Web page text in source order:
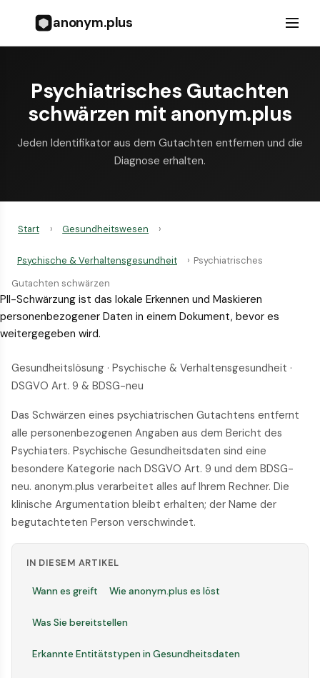
anonym.plus
Psychiatrisches Gutachten
schwärzen mit anonym.plus
Jeden Identifikator aus dem Gutachten entfernen und die
Diagnose erhalten.
Start › Gesundheitswesen ›
Psychische & Verhaltensgesundheit › Psychiatrisches
Gutachten schwärzen
PII-Schwärzung ist das lokale Erkennen und Maskieren
personenbezogener Daten in einem Dokument, bevor es
weitergegeben wird.
Gesundheitslösung · Psychische & Verhaltensgesundheit ·
DSGVO Art. 9 & BDSG-neu
Das Schwärzen eines psychiatrischen Gutachtens entfernt
alle personenbezogenen Angaben aus dem Bericht des
Psychiaters. Psychische Gesundheitsdaten sind eine
besondere Kategorie nach DSGVO Art. 9 und dem BDSG-
neu. anonym.plus verarbeitet alles auf Ihrem Rechner. Die
klinische Argumentation bleibt erhalten; der Name der
begutachteten Person verschwindet.
IN DIESEM ARTIKEL
Wann es greift Wie anonym.plus es löst
Was Sie bereitstellen
Erkannte Entitätstypen in Gesundheitsdaten